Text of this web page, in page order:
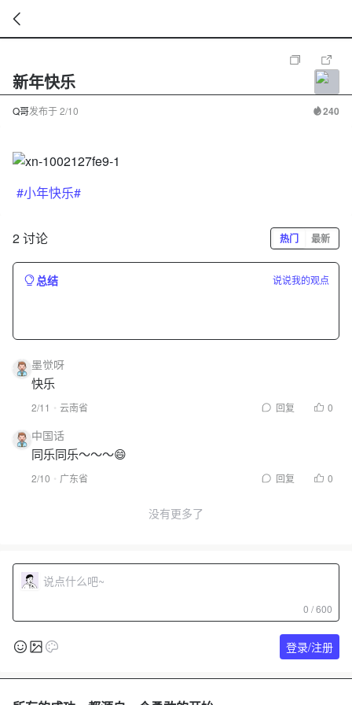
新年快乐
Q哥发布于2/10 240
#小年快乐#
2 讨论 热门 最新
总结 说说我的观点
墨觉呀
快乐
2/11 云南省 回复 0
中国话
同乐同乐～～～😄
2/10 广东省 回复 0
没有更多了
0 / 600
登录/注册